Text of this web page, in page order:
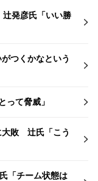
発彦氏「いい勝
つくかなという
って脅威」
大敗 辻氏「こう
「チーム状態は